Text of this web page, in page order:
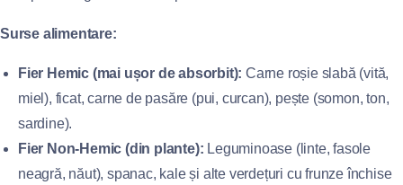
Surse alimentare:
Fier Hemic (mai ușor de absorbit): Carne roșie slabă (vită,
miel), ficat, carne de pasăre (pui, curcan), pește (somon, ton,
sardine).
Fier Non-Hemic (din plante): Leguminoase (linte, fasole
neagră, năut), spanac, kale și alte verdețuri cu frunze închise